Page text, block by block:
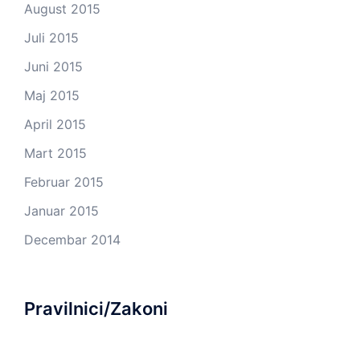
August 2015
Juli 2015
Juni 2015
Maj 2015
April 2015
Mart 2015
Februar 2015
Januar 2015
Decembar 2014
Pravilnici/Zakoni